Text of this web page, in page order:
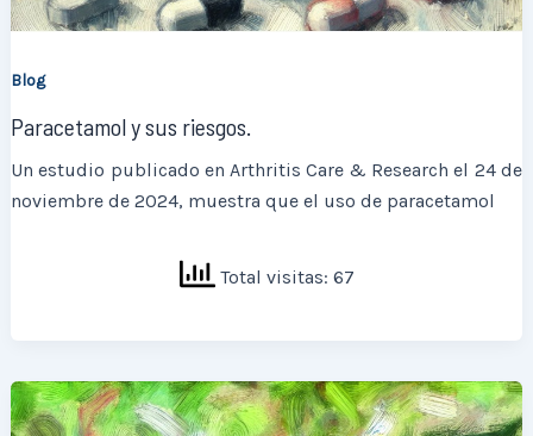
Blog
Paracetamol y sus riesgos.
Un estudio publicado en Arthritis Care & Research el 24 de
noviembre de 2024, muestra que el uso de paracetamol
Total visitas: 67